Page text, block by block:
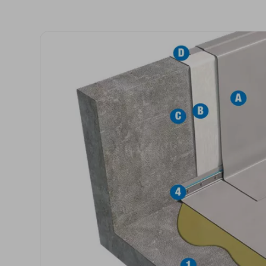
sottopavimento
Adesivi e Colle
Genio Civile
Membrane Bituminose
Membrane Sintetiche